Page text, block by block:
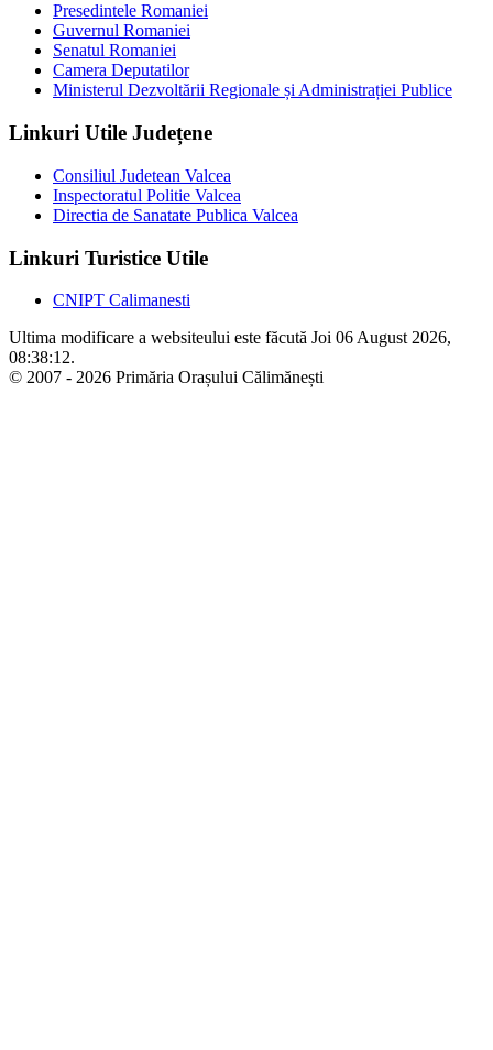
Presedintele Romaniei
Guvernul Romaniei
Senatul Romaniei
Camera Deputatilor
Ministerul Dezvoltării Regionale și Administrației Publice
Linkuri Utile Județene
Consiliul Judetean Valcea
Inspectoratul Politie Valcea
Directia de Sanatate Publica Valcea
Linkuri Turistice Utile
CNIPT Calimanesti
Ultima modificare a websiteului este făcută Joi 06 August 2026,
08:38:12.
© 2007 - 2026 Primăria Orașului Călimănești